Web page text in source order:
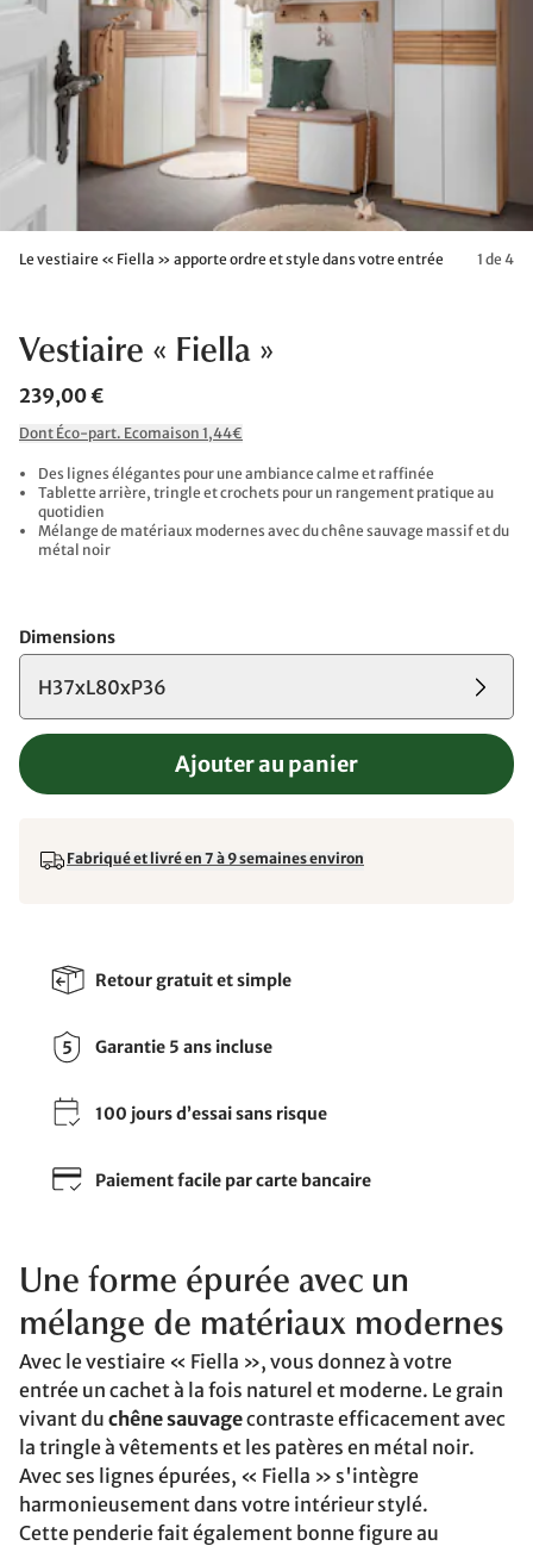
Le vestiaire « Fiella » apporte ordre et style dans votre entrée 1 de 4
Vestiaire « Fiella »
239,00 €
Dont Éco-part. Ecomaison 1,44€
Des lignes élégantes pour une ambiance calme et raffinée
Tablette arrière, tringle et crochets pour un rangement pratique au
quotidien
Mélange de matériaux modernes avec du chêne sauvage massif et du
métal noir
Dimensions
H37xL80xP36
Ajouter au panier
Fabriqué et livré en 7 à 9 semaines environ
Retour gratuit et simple
Garantie 5 ans incluse
100 jours d’essai sans risque
Paiement facile par carte bancaire
Une forme épurée avec un
mélange de matériaux modernes
Avec le vestiaire « Fiella », vous donnez à votre
entrée un cachet à la fois naturel et moderne. Le grain
vivant du chêne sauvagecontraste efficacement avec
la tringle à vêtements et les patères en métal noir.
Avec ses lignes épurées, « Fiella » s'intègre
harmonieusement dans votre intérieur stylé.
Cette penderie fait également bonne figure au